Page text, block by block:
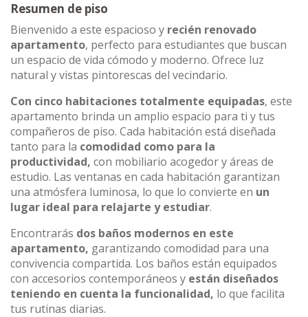
Resumen de piso
Bienvenido a este espacioso y recién renovado
apartamento, perfecto para estudiantes que buscan
un espacio de vida cómodo y moderno. Ofrece luz
natural y vistas pintorescas del vecindario.
Con cinco habitaciones totalmente equipadas, este
apartamento brinda un amplio espacio para ti y tus
compañeros de piso. Cada habitación está diseñada
tanto para la comodidad como para la
productividad, con mobiliario acogedor y áreas de
estudio. Las ventanas en cada habitación garantizan
una atmósfera luminosa, lo que lo convierte en un
lugar ideal para relajarte y estudiar.
Encontrarás dos baños modernos en este
apartamento, garantizando comodidad para una
convivencia compartida. Los baños están equipados
con accesorios contemporáneos y están diseñados
teniendo en cuenta la funcionalidad, lo que facilita
tus rutinas diarias.